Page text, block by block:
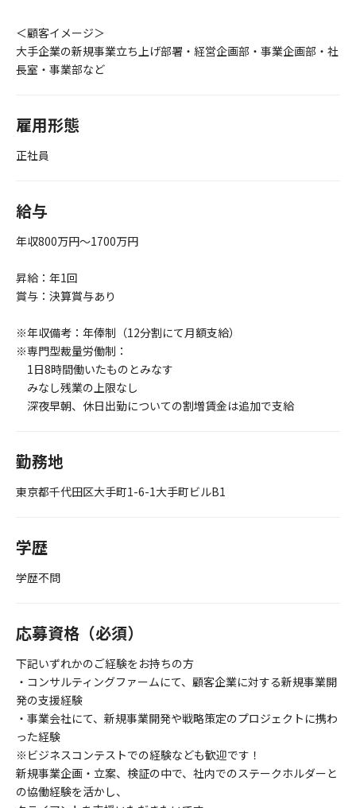
＜顧客イメージ＞
大手企業の新規事業立ち上げ部署・経営企画部・事業企画部・社
長室・事業部など
雇用形態
正社員
給与
年収800万円～1700万円
昇給：年1回
賞与：決算賞与あり
※年収備考：年俸制（12分割にて月額支給）
※専門型裁量労働制：
1日8時間働いたものとみなす
みなし残業の上限なし
深夜早朝、休日出勤についての割増賃金は追加で支給
勤務地
東京都千代田区大手町1-6-1大手町ビルB1
学歴
学歴不問
応募資格（必須）
下記いずれかのご経験をお持ちの方
・コンサルティングファームにて、顧客企業に対する新規事業開
発の支援経験
・事業会社にて、新規事業開発や戦略策定のプロジェクトに携わ
った経験
※ビジネスコンテストでの経験なども歓迎です！
新規事業企画・立案、検証の中で、社内でのステークホルダーと
の協働経験を活かし、